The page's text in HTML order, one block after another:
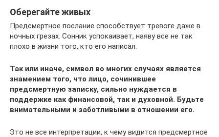
Оберегайте живых
Предсмертное послание способствует тревоге даже в
ночных грезах. Сонник успокаивает, наяву все не так
плохо в жизни того, кто его написал.
Так или иначе, символ во многих случаях является
знамением того, что лицо, сочинившее
предсмертную записку, сильно нуждается в
поддержке как финансовой, так и духовной. Будьте
внимательными и заботливыми в отношении его.
Это не все интерпретации, к чему видится предсмертное